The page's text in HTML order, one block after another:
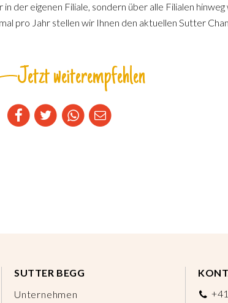
der eigenen Filiale, sondern über alle Filialen hinweg
pro Jahr stellen wir Ihnen den aktuellen Sutter
Jetzt weiterempfehlen
SUTTER BEGG
Unternehmen